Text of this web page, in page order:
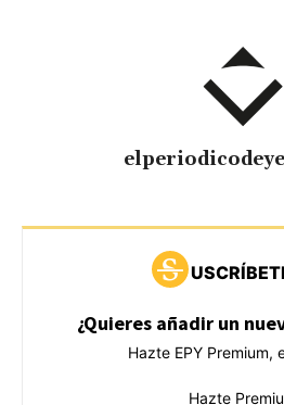
¿Quieres añadir un
Hazte EPY Premium,
Hazte